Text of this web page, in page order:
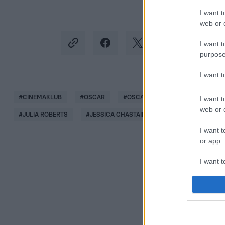
I want
web or
I want
I want
I want
web or
I want
or app.
I want
I want
#CINEMAKLUB #OSCAR #OSCAR-DÍJ OSCAR-GÁLA
#JULIA ROBERTS #JESSICA CHASTAIN